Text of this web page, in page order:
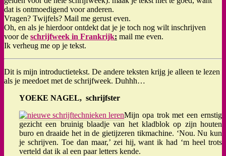
dat is ontmoedigend voor anderen.
Vragen? Twijfels? Mail me gerust even.
Oh, en als je hierdoor ontdekt dat je je toch nog wilt inschrijven
voor de schrijfweek in Frankrijk: mail me even.
Ik verheug me op je tekst.
Dit is mijn introductietekst. De andere teksten krijg je alleen te lezen
als je meedoet met de schrijfweek. Duhhh…
YOEKE NAGEL, schrijfster
Mijn opa trok met een ernstig
gezicht een bruinig blaadje van het kladblok op zijn houten
buro en draaide het in de gietijzeren tikmachine. ‘Nou. Nu kun
je schrijven. Toe dan maar,’ zei hij, want ik had ‘m heel trots
verteld dat ik al een paar letters kende.